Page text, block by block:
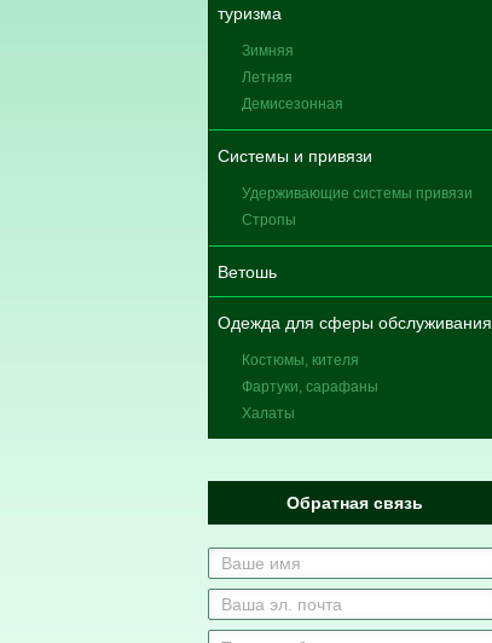
туризма
Зимняя
Летняя
Демисезонная
Системы и привязи
Удерживающие системы привязи
Стропы
Ветошь
Одежда для сферы обслуживания
Костюмы, кителя
Фартуки, сарафаны
Халаты
Обратная связь